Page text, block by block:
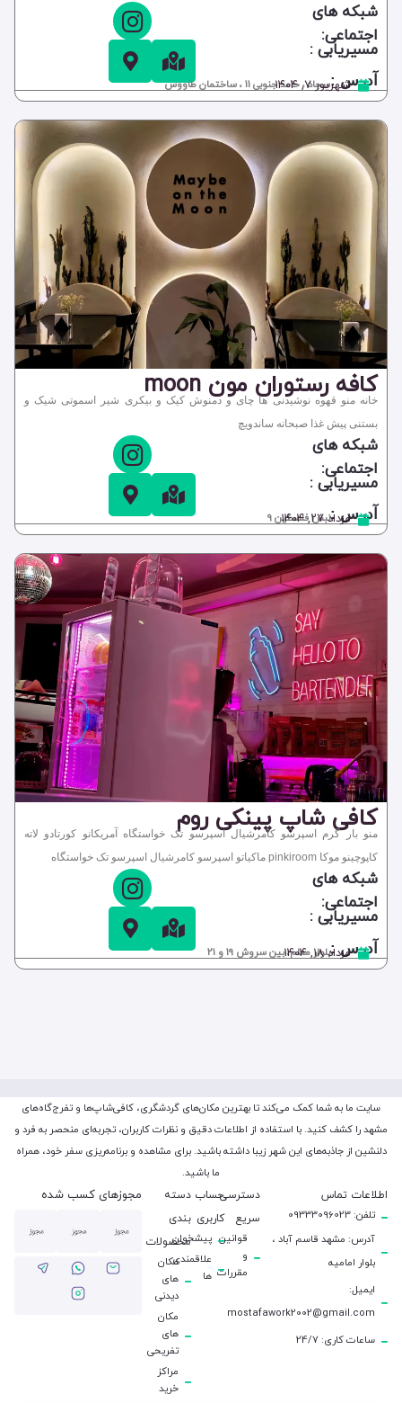
شبکه های
اجتماعی:
مسیریابی :
سجاد ، حامد جنوبی 11 ، ساختمان طاووسآدرس :شهریور ۷, ۱۴۰۴
کافه رستوران مون moon
خانه منو قهوه نوشیدنی ها چای و دمنوش کیک و بیکری شیر اسموتی شیک و
بستنی پیش غذا صبحانه ساندویچ
شبکه های
اجتماعی:
مسیریابی :
نبش فلسطین 9آدرس :
مرداد ۲۷, ۱۴۰۴
کافی شاپ پینکی روم
منو بار گرم اسپرسو کامرشیال اسپرسو تک خواستگاه آمریکانو کورتادو لاته
کاپوچینو موکا pinkiroom ماکیاتو اسپرسو کامرشیال اسپرسو تک خواستگاه
شبکه های
اجتماعی:
مسیریابی :
بلوار معلم، بین سروش 19 و 21آدرس :
مرداد ۱۸, ۱۴۰۴
سایت ما به شما کمک می‌کند تا بهترین مکان‌های گردشگری، کافی‌شاپ‌ها و تفرج‌گاه‌های
مشهد را کشف کنید. با استفاده از اطلاعات دقیق و نظرات کاربران، تجربه‌ای منحصر به فرد و
دلنشین از جاذبه‌های این شهر زیبا داشته باشید. برای مشاهده و برنامه‌ریزی سفر خود، همراه
ما باشید.
اطلاعات تماس
تلفن: 09333096023
آدرس: مشهد قاسم آباد ،
بلوار امامیه
ایمیل:
mostafawork2002@gmail.com
ساعات کاری: 24/7
دسترسی
سریع
قوانین
و
مقررات
حساب
کاربری
پیشخوان
علاقمندی
ها
دسته
بندی
محصولات
مکان
های
دیدنی
مکان
های
تفریحی
مراکز
خرید
مجوزهای کسب شده